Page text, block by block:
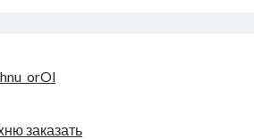
заказать